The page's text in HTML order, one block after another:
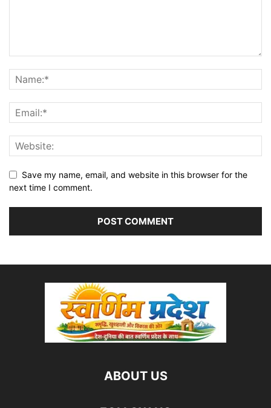
Save my name, email, and website in this browser for the
next time I comment.
ABOUT US